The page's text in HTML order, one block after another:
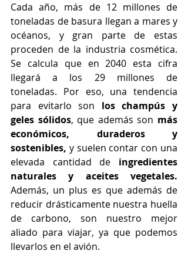
Cada año, más de 12 millones de
toneladas de basura llegan a mares y
océanos, y gran parte de estas
proceden de la industria cosmética.
Se calcula que en 2040 esta cifra
llegará a los 29 millones de
toneladas. Por eso, una tendencia
para evitarlo son los champús y
geles sólidos, que además son más
económicos, duraderos y
sostenibles, y suelen contar con una
elevada cantidad de ingredientes
naturales y aceites vegetales.
Además, un plus es que además de
reducir drásticamente nuestra huella
de carbono, son nuestro mejor
aliado para viajar, ya que podemos
llevarlos en el avión.